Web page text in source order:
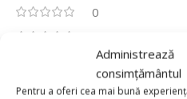
Administrează
consimțământul
Pentru a oferi cea mai bună
0
0
Fii primul care scrii o
Latex Retro 13cm Verde